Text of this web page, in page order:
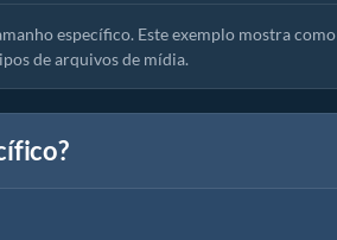
específico. Este exemplo mostra como
de arquivos de mídia.